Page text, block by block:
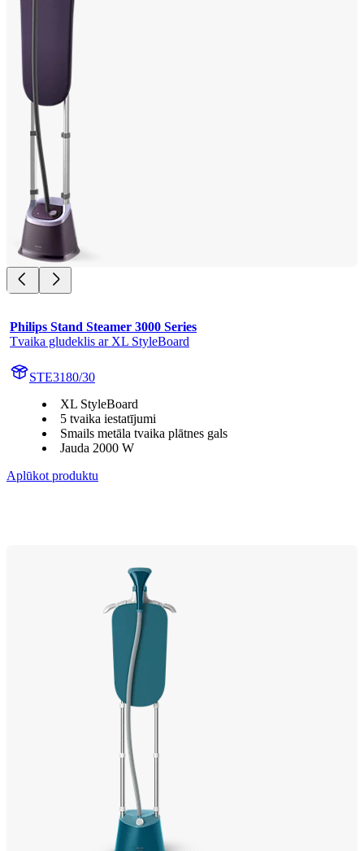
Philips Stand Steamer 3000 Series
Tvaika gludeklis ar XL StyleBoard
STE3180/30
XL StyleBoard
5 tvaika iestatījumi
Smails metāla tvaika plātnes gals
Jauda 2000 W
Aplūkot produktu